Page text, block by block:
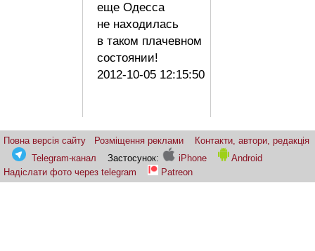
еще Одесса
не находилась
в таком плачевном
состоянии!
2012-10-05 12:15:50
Повна версія сайту Розміщення реклами
Контакти, автори, редакція
Telegram-канал
Застосунок: iPhone
Android
Надіслати фото через telegram
Patreon